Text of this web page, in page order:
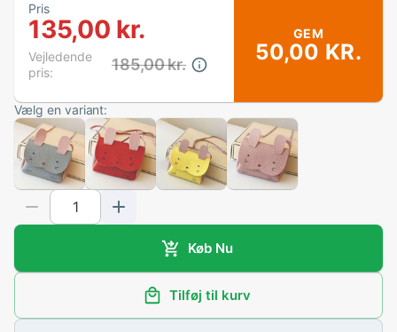
Pris
135,00 kr.
Vejledende
pris:
185,00 kr.
GEM
50,00 KR.
Vælg en variant:
Køb Nu
Tilføj til kurv